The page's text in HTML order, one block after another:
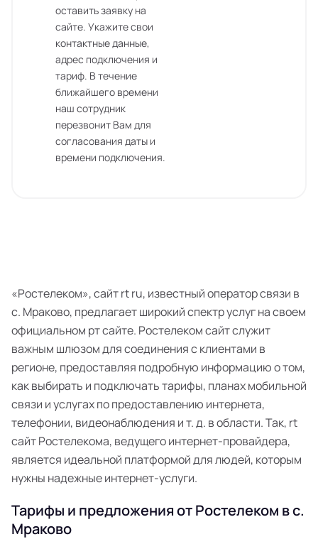
оставить заявку на
сайте. Укажите свои
контактные данные,
адрес подключения и
тариф. В течение
ближайшего времени
наш сотрудник
перезвонит Вам для
согласования даты и
времени подключения.
«Ростелеком», сайт rt ru, известный оператор связи в
с. Мраково, предлагает широкий спектр услуг на своем
официальном рт сайте. Ростелеком сайт служит
важным шлюзом для соединения с клиентами в
регионе, предоставляя подробную информацию о том,
как выбирать и подключать тарифы, планах мобильной
связи и услугах по предоставлению интернета,
телефонии, видеонаблюдения и т. д. в области. Так, rt
сайт Ростелекома, ведущего интернет-провайдера,
является идеальной платформой для людей, которым
нужны надежные интернет-услуги.
Тарифы и предложения от Ростелеком в с.
Мраково